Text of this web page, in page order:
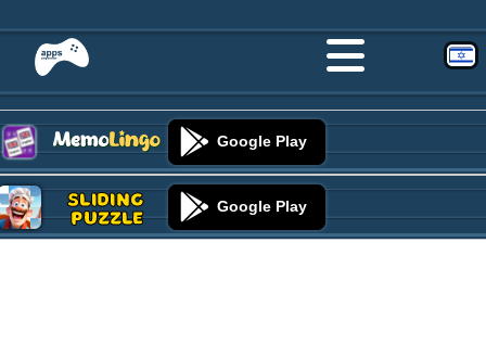
Google Play
Sliding
Puzzle Google Play